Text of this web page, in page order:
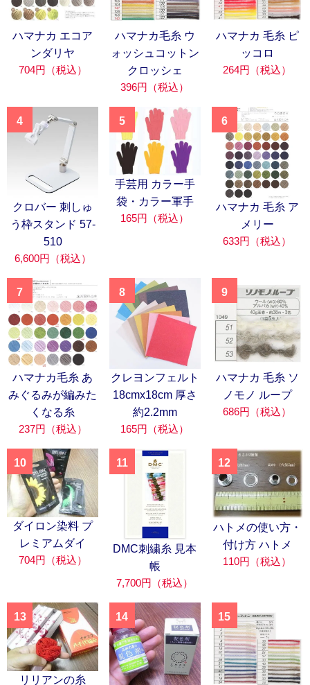
ハマナカ エコア
ンダリヤ
704円（税込）
ハマナカ毛糸 ウ
ォッシュコットン
クロッシェ
396円（税込）
ハマナカ 毛糸 ピ
ッコロ
264円（税込）
4
クロバー 刺しゅ
う枠スタンド 57-
510
6,600円（税込）
5
手芸用 カラー手
袋・カラー軍手
165円（税込）
6
ハマナカ 毛糸 ア
メリー
633円（税込）
7
ハマナカ毛糸 あ
みぐるみが編みた
くなる糸
237円（税込）
8
クレヨンフェルト
18cmx18cm 厚さ
約2.2mm
165円（税込）
9
ハマナカ 毛糸 ソ
ノモノ ループ
686円（税込）
10
ダイロン染料 プ
レミアムダイ
704円（税込）
11
DMC刺繍糸 見本
帳
7,700円（税込）
12
ハトメの使い方・
付け方 ハトメ
110円（税込）
13
リリアンの糸
14 15